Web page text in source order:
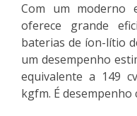
Com um moderno
oferece grande
baterias de íon-lítio
um desempenho
equivalente a 149
kgfm. É desempenho